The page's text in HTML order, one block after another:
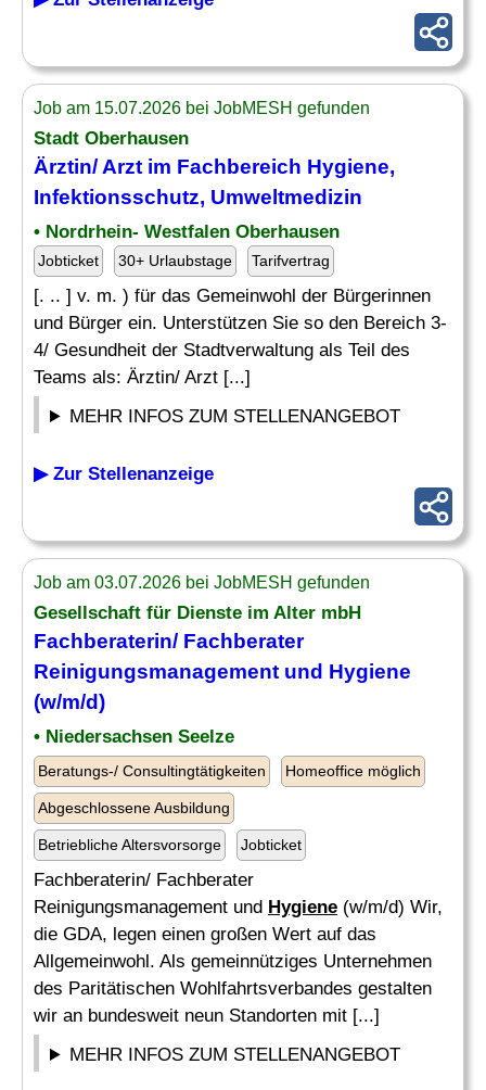
Job am 15.07.2026 bei JobMESH gefunden
Stadt Oberhausen
Ärztin/ Arzt im Fachbereich Hygiene,
Infektionsschutz, Umweltmedizin
• Nordrhein- Westfalen Oberhausen
Jobticket 30+ Urlaubstage Tarifvertrag
[. .. ] v. m. ) für das Gemeinwohl der Bürgerinnen
und Bürger ein. Unterstützen Sie so den Bereich 3-
4/ Gesundheit der Stadtverwaltung als Teil des
Teams als: Ärztin/ Arzt [...]
MEHR INFOS ZUM STELLENANGEBOT
▶ Zur Stellenanzeige
Job am 03.07.2026 bei JobMESH gefunden
Gesellschaft für Dienste im Alter mbH
Fachberaterin/ Fachberater
Reinigungsmanagement und Hygiene
(w/m/d)
• Niedersachsen Seelze
Beratungs-/ Consultingtätigkeiten Homeoffice möglich
Abgeschlossene Ausbildung
Betriebliche Altersvorsorge Jobticket
Fachberaterin/ Fachberater
Reinigungsmanagement und Hygiene (w/m/d) Wir,
die GDA, legen einen großen Wert auf das
Allgemeinwohl. Als gemeinnütziges Unternehmen
des Paritätischen Wohlfahrtsverbandes gestalten
wir an bundesweit neun Standorten mit [...]
MEHR INFOS ZUM STELLENANGEBOT